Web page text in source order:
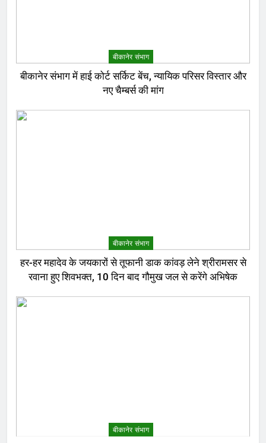
बीकानेर संभाग
बीकानेर संभाग में हाई कोर्ट सर्किट बेंच, न्यायिक परिसर विस्तार और
नए चैम्बर्स की मांग
बीकानेर संभाग
हर-हर महादेव के जयकारों से तूफानी डाक कांवड़ लेने श्रीरामसर से
रवाना हुए शिवभक्त, 10 दिन बाद गौमुख जल से करेंगे अभिषेक
बीकानेर संभाग